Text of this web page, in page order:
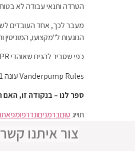
הטרדה ותנאי עבודה לא
מעבר לכך, אחד העובדים
הנוגעות ל"מקצועו,
כפי שסביר להניח שאוהדי VPR יודעים, טום שוורץ וטום סנדובל הם שותפים זוטרים של טום טום. עם זאת, לא סביר ששני אחד מהם יקבל השלכות כלשהן על כך. לגבי LVP וקן? את זה נותר לראות.
Vanderpump Rules עונה 11 הופיעה בבכורה ביום שלישי, 30 בינואר בשעה 20:00 ב-Bravo.
ספר לנו – בנקודה זו,
תוייג טוםברמניםונדרפומפאת
צור איתנו